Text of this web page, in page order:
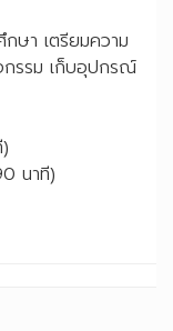
กษา เตรียมความ
กรรม เก็บอุปกรณ์
นาที)